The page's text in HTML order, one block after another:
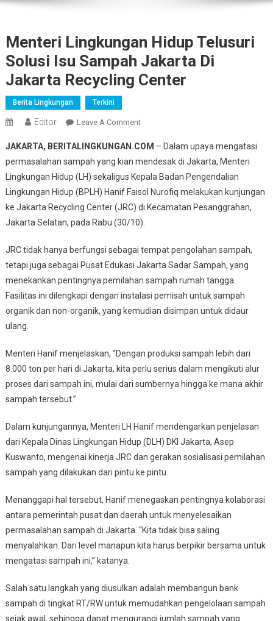
Menteri Lingkungan Hidup Telusuri
Solusi Isu Sampah Jakarta Di
Jakarta Recycling Center
Berita Lingkungan Terkini
Editor Leave A CommentOn
Lingkungan
Hidup
Telusuri
Solusi
Isu
Sampah
Di
Jakarta
Recycling
JAKARTA, BERITALINGKUNGAN.COM – Dalam upaya mengatasi
permasalahan sampah yang kian mendesak di Jakarta, Menteri
Lingkungan Hidup (LH) sekaligus Kepala Badan Pengendalian
Lingkungan Hidup (BPLH) Hanif Faisol Nurofiq melakukan kunjungan
ke Jakarta Recycling Center (JRC) di Kecamatan Pesanggrahan,
Jakarta Selatan, pada Rabu (30/10).
JRC tidak hanya berfungsi sebagai tempat pengolahan sampah,
tetapi juga sebagai Pusat Edukasi Jakarta Sadar Sampah, yang
menekankan pentingnya pemilahan sampah rumah tangga.
Fasilitas ini dilengkapi dengan instalasi pemisah untuk sampah
organik dan non-organik, yang kemudian disimpan untuk didaur
ulang.
Menteri Hanif menjelaskan, “Dengan produksi sampah lebih dari
8.000 ton per hari di Jakarta, kita perlu serius dalam mengikuti alur
proses dari sampah ini, mulai dari sumbernya hingga ke mana akhir
sampah tersebut.”
Dalam kunjungannya, Menteri LH Hanif mendengarkan penjelasan
dari Kepala Dinas Lingkungan Hidup (DLH) DKI Jakarta, Asep
Kuswanto, mengenai kinerja JRC dan gerakan sosialisasi pemilahan
sampah yang dilakukan dari pintu ke pintu.
Menanggapi hal tersebut, Hanif menegaskan pentingnya kolaborasi
antara pemerintah pusat dan daerah untuk menyelesaikan
permasalahan sampah di Jakarta. “Kita tidak bisa saling
menyalahkan. Dari level manapun kita harus berpikir bersama untuk
mengatasi sampah ini,” katanya.
Salah satu langkah yang diusulkan adalah membangun bank
sampah di tingkat RT/RW untuk memudahkan pengelolaan sampah
sejak awal, sehingga dapat mengurangi jumlah sampah yang